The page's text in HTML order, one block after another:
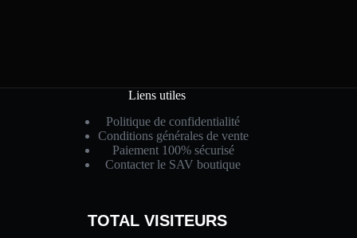
Liens utiles
Politique de confidentialité
Conditions générales de vente
Paiement 100% sécurisé
Contacter le SAV boutique
TOTAL VISITEURS